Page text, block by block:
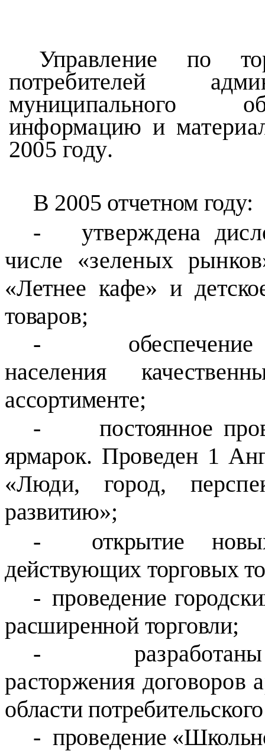
Управление по
потребителей
муниципального
информацию и
2005 году.
В 2005 отчетном году:
- утверждена
числе «зеленых
«Летнее кафе» и
товаров;
-
населения
ассортименте;
-
постоянное
ярмарок. Проведен 1
«Люди, город,
развитию»;
-
открытие
действующих торговых
- проведение
расширенной торговли;
-
расторжения договоров
области
- проведение